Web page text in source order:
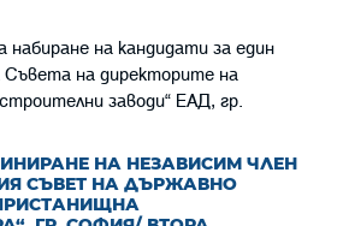
набиране на кандидати за един
Съвета на директорите на
заводи“ ЕАД, гр.
НА НЕЗАВИСИМ ЧЛЕН
СЪВЕТ НА ДЪРЖАВНО